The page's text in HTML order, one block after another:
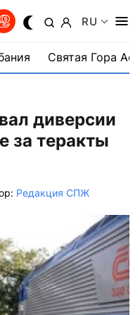
RU
Святая Гора
диверсии
за теракты
Редакция СПЖ